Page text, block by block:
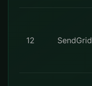
12 SendGrid